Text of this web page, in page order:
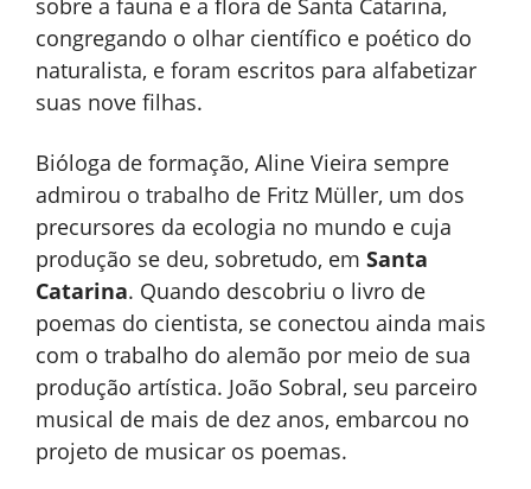
sobre a fauna e a flora de Santa Catarina,
congregando o olhar científico e poético do
naturalista, e foram escritos para alfabetizar
suas nove filhas.
Bióloga de formação, Aline Vieira sempre
admirou o trabalho de Fritz Müller, um dos
precursores da ecologia no mundo e cuja
produção se deu, sobretudo, em Santa
Catarina. Quando descobriu o livro de
poemas do cientista, se conectou ainda mais
com o trabalho do alemão por meio de sua
produção artística. João Sobral, seu parceiro
musical de mais de dez anos, embarcou no
projeto de musicar os poemas.